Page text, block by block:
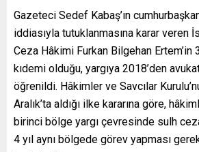
Gazeteci Sedef Kabaş’ın
iddiasıyla tutuklanmasına karar veren
Ceza Hâkimi Furkan Bilgehan Ertem’in
kıdemi olduğu, yargıya 2018’den
öğrenildi. Hâkimler ve Savcılar
Aralık’ta aldığı ilke kararına göre,
birinci bölge yargı çevresinde sulh
4 yıl aynı bölgede görev yapması